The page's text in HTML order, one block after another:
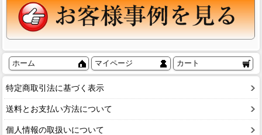
ホーム マイページ カート
特定商取引法に基づく表示
送料とお支払い方法について
個人情報の取扱いについて